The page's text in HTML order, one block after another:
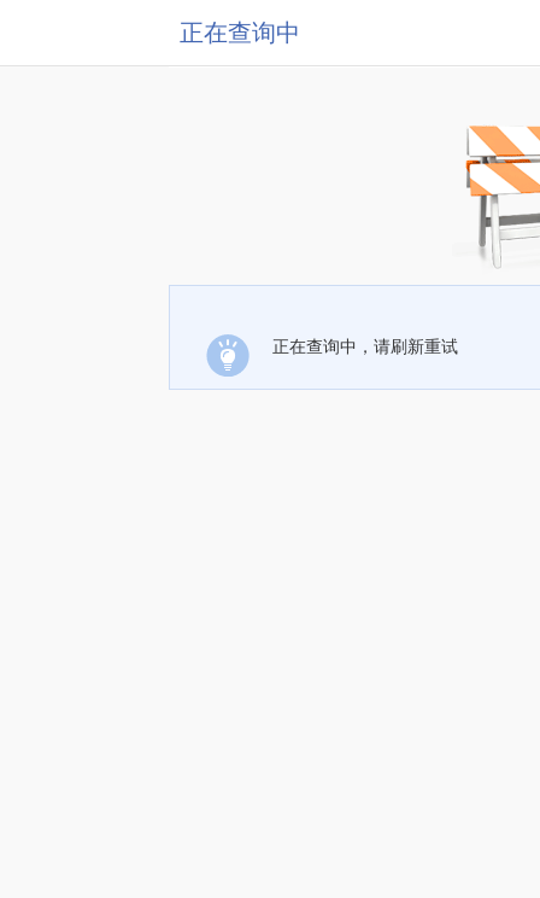
正在查询中
正在查询中，请刷新重试